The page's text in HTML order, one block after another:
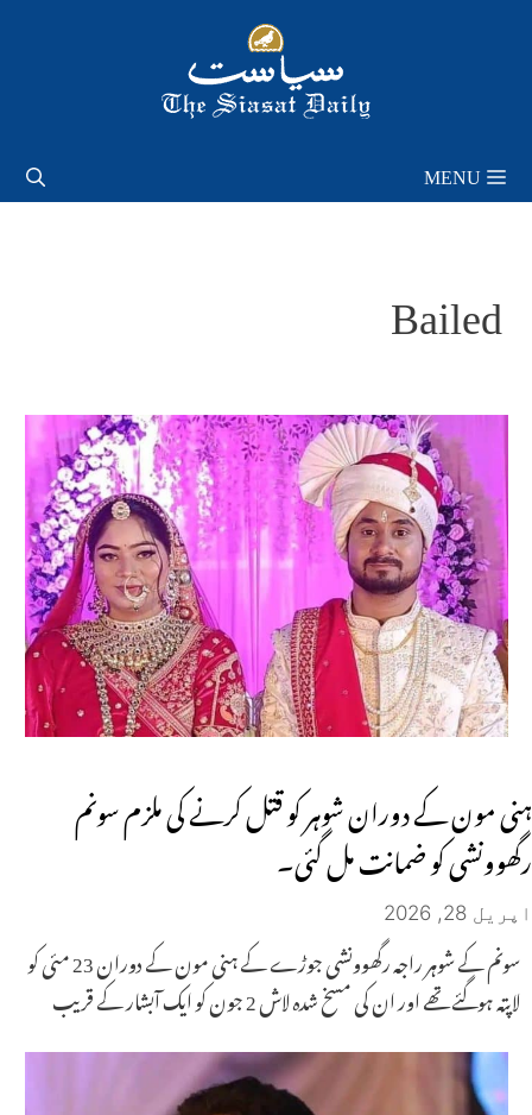
MENU
Bailed
ہنی مون کے دوران شوہر کو قتل کرنے کی ملزم سونم
رگھوونشی کو ضمانت مل گئی۔
اپریل 28, 2026
سونم کے شوہر راجہ رگھوونشی جوڑے کے ہنی مون کے دوران 23 مئی کو
لاپتہ ہوگئے تھے اور ان کی مسخ شدہ لاش 2 جون کو ایک آبشار کے قریب